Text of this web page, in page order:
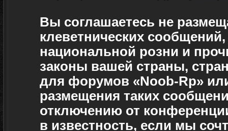
Вы соглашаетесь не
клеветнических
национальной розни и
законы вашей страны,
для форумов «Noob-Rp»
размещения таких
отключению от
в известность, если мы